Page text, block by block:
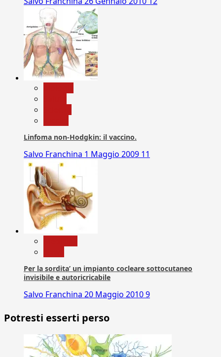
Linfoma non-Hodgkin: il vaccino.
Salvo Franchina 1 Maggio 2009 11
Per la sordita’ un impianto cocleare sottocutaneo
invisibile e autoricricabile
Salvo Franchina 20 Maggio 20109
Potresti esserti perso